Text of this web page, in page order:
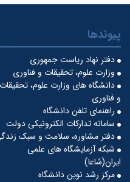
پیوندها
دفتر نهاد ریاست جمهوری
وزارت علوم، تحقیقات و فناوری
دانشگاه های وزارت علوم، تحقیقات
و فناوری
راهنمای تلفن دانشگاه
سامانه تدارکات الکترونیکی دولت
دفتر مشاوره، سلامت و سبک
شبکه آزمایشگاه های علمی
ایران(شاعا)
مرکز رشد نوین دانشگاه